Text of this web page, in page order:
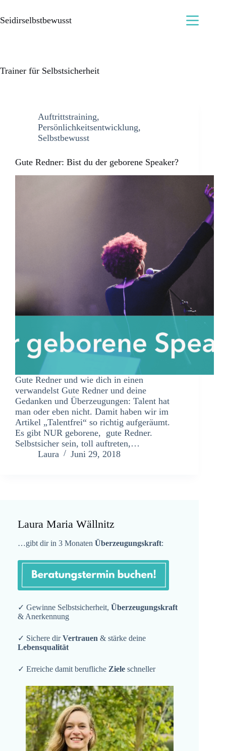
Seidirselbstbewusst
Trainer für Selbstsicherheit
Auftrittstraining,
Persönlichkeitsentwicklung,
Selbstbewusst
Gute Redner: Bist du der geborene Speaker?
Gute Redner und wie dich in einen
verwandelst Gute Redner und deine
Gedanken und Überzeugungen: Talent hat
man oder eben nicht. Damit haben wir im
Artikel „Talentfrei“ so richtig aufgeräumt.
Es gibt NUR geborene, gute Redner.
Selbstsicher sein, toll auftreten,…
Laura
Juni 29, 2018
Laura Maria Wällnitz
…gibt dir in 3 Monaten Überzeugungskraft:
✓ Gewinne Selbstsicherheit, Überzeugungskraft
& Anerkennung
✓ Sichere dirVertrauen & stärke deine
Lebensqualität
✓ Erreiche damit berufliche Ziele schneller